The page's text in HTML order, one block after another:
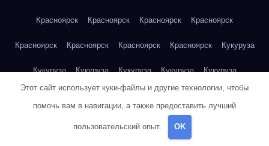
Красноярск Красноярск Красноярск Красноярск
Красноярск Красноярск Красноярск Красноярск Кукуруза
Кукуруза Кукуруза Кукуруза Кукуруза Кукуруза
Этот сайт использует куки-файлы и другие технологии, чтобы
помочь вам в навигации, а также предоставить лучший
пользовательский опыт. OK